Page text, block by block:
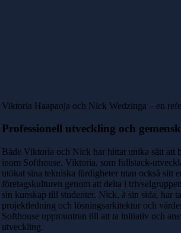
Viktoria Haapaoja och Nick Wedzinga – en
Professionell utveckling och
Både Viktoria och Nick har hittat unika sätt att
inom Softhouse. Viktoria, som fullstack-
utökat sina tekniska färdigheter utan också sitt
företagskulturen genom att delta i
sin kunskap till studenter. Nick, å sin sida, har
projektledning och lösningsarkitektur och
Softhouse uppmuntran till att ta initiativ och
utveckling.